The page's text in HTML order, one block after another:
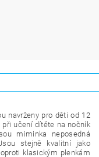
navrženy pro děti od 12
při učení dítěte na nočník
miminka neposedná
stejně kvalitní jako
klasickým plenkám